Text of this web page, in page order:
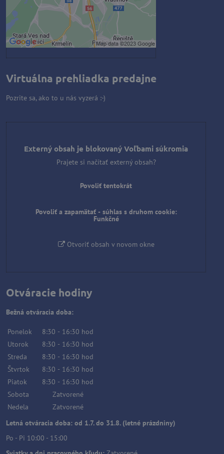
Povoliť a zapamätať - súhlas s
druhom cookie: Funkčné
Otvoriť obsah v novom okne
Virtuálna prehliadka predajne
Pozrite sa, ako to u nás vyzerá :-)
Externý obsah je blokovaný Voľbami súkromia
Prajete si načítať externý obsah?
Povoliť tentokrát
Povoliť a zapamätať - súhlas s druhom cookie:
Funkčné
Otvoriť obsah v novom okne
Otváracie hodiny
Bežná otváracia doba:
Ponelok 8:30 - 16:30 hod
Utorok
8:30 - 16:30 hod
Streda
8:30 - 16:30 hod
Štvrtok
8:30 - 16:30 hod
Piatok
8:30 - 16:30 hod
Sobota
Zatvorené
Nedela
Zatvorené
Letná otváracia doba: od 1.7. do 31.8. (letné prázdniny)
Po - Pi 10:00 - 15:00